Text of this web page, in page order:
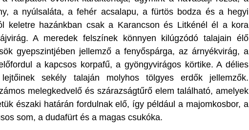
a nyúlsaláta, a fehér acsalapu, a fürtös bodza és a hegyi
keletre hazánkban csak a Karancson és Litkénél él a kora
A meredek felszínek könnyen kilúgzódó talajain élő
gyepszintjében jellemző a fenyőspárga, az árnyékvirág, a
a kapcsos korpafű, a gyöngyvirágos körtike. A délies
sekély talaján molyhos tölgyes erdők jellemzők.
melegkedvelő és szárazságtűrő elem található, amelyek
északi határán fordulnak elő, így például a majomkosbor, a
som, a dudafürt és a magas csukóka.